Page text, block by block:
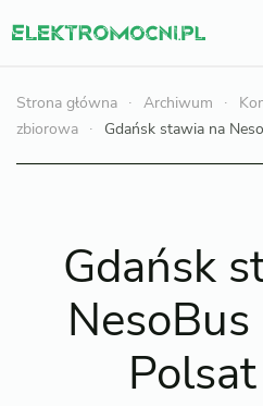
Strona główna Archiwum
zbiorowa
Gdańsk stawia na
Gdańsk